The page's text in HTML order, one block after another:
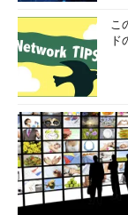
こ
ド